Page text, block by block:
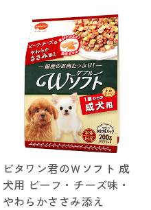
ビタワン君のＷソフト 成
犬用 ビーフ・チーズ味・
やわらかささみ添え